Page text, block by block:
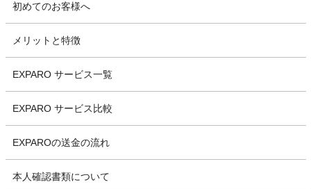
初めてのお客様へ
メリットと特徴
EXPARO サービス一覧
EXPARO サービス比較
EXPAROの送金の流れ
本人確認書類について